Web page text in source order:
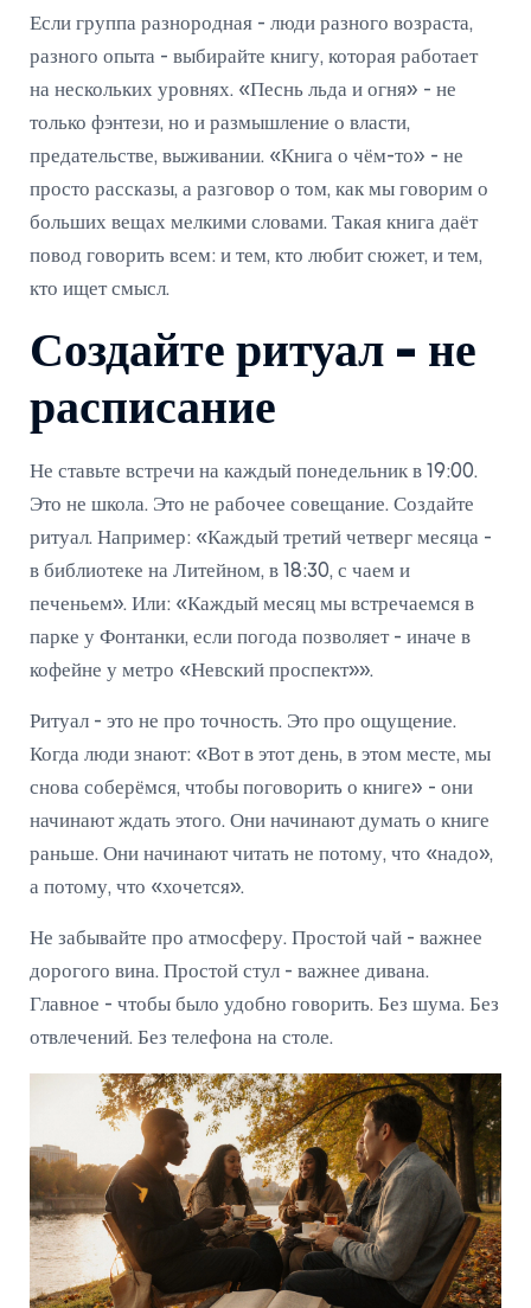
Если группа разнородная - люди разного возраста,
разного опыта - выбирайте книгу, которая работает
на нескольких уровнях. «Песнь льда и огня» - не
только фэнтези, но и размышление о власти,
предательстве, выживании. «Книга о чём-то» - не
просто рассказы, а разговор о том, как мы говорим о
больших вещах мелкими словами. Такая книга даёт
повод говорить всем: и тем, кто любит сюжет, и тем,
кто ищет смысл.
Создайте ритуал - не
расписание
Не ставьте встречи на каждый понедельник в 19:00.
Это не школа. Это не рабочее совещание. Создайте
ритуал. Например: «Каждый третий четверг месяца -
в библиотеке на Литейном, в 18:30, с чаем и
печеньем». Или: «Каждый месяц мы встречаемся в
парке у Фонтанки, если погода позволяет - иначе в
кофейне у метро «Невский проспект»».
Ритуал - это не про точность. Это про ощущение.
Когда люди знают: «Вот в этот день, в этом месте, мы
снова соберёмся, чтобы поговорить о книге» - они
начинают ждать этого. Они начинают думать о книге
раньше. Они начинают читать не потому, что «надо»,
а потому, что «хочется».
Не забывайте про атмосферу. Простой чай - важнее
дорогого вина. Простой стул - важнее дивана.
Главное - чтобы было удобно говорить. Без шума. Без
отвлечений. Без телефона на столе.